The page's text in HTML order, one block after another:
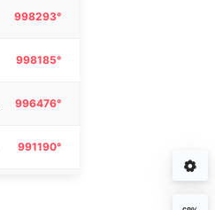
998293°
998185°
996476°
991190°